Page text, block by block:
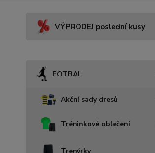
VÝPRODEJ poslední kusy
FOTBAL
Akční sady dresů
Tréninkové oblečení
Trenýrky